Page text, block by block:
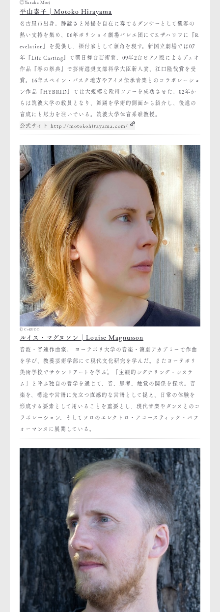
ⒸYutaka Mori
平山素子│Motoko Hirayama
名古屋市出身。静謐さと昂揚を自在に奏でるダンサーとして観客の
熱い支持を集め、06年ボリショイ劇場バレエ団にてS.ザハロワに『R
evelation』を提供し、振付家として頭角を現す。新国立劇場では07
年『Life Casting』で朝日舞台芸術賞、09年2台ピアノ版によるデュオ
作品『春の祭典』で芸術選奨文部科学大臣新人賞、江口隆哉賞を受
賞。16年スペイン・バスク地方やアイヌ伝承音楽とのコラボレーショ
ン作品『HYBRID』では大規模な欧州ツアーを成功させた。02年か
らは筑波大学の教員となり、舞踊を学術的側面から紹介し、後進の
育成にも尽力を注いでいる。筑波大学体育系准教授。
公式サイト http://motokohirayama.com/
Ⓒ CoKUDO
ルイス・マグヌソン│Louise Magnusson
音波・音速作曲家。 ヨーテボリ大学の音楽・演劇アカデミーで作曲
を学び、教養芸術学部にて現代文化研究を学んだ。またヨーテボリ
美術学校でサウンドアートを学ぶ。「主観的シグナリング・システ
ム」と呼ぶ独自の哲学を通じて、音、思考、触覚の関係を探求。音
楽を、構造や言語に先立つ直感的な言語として捉え、日常の体験を
形成する要素として用いることを重要とし、現代音楽やダンスとのコ
ラボレーション、そしてソロのエレクトロ・アコースティック・パフ
ォーマンスに展開している。